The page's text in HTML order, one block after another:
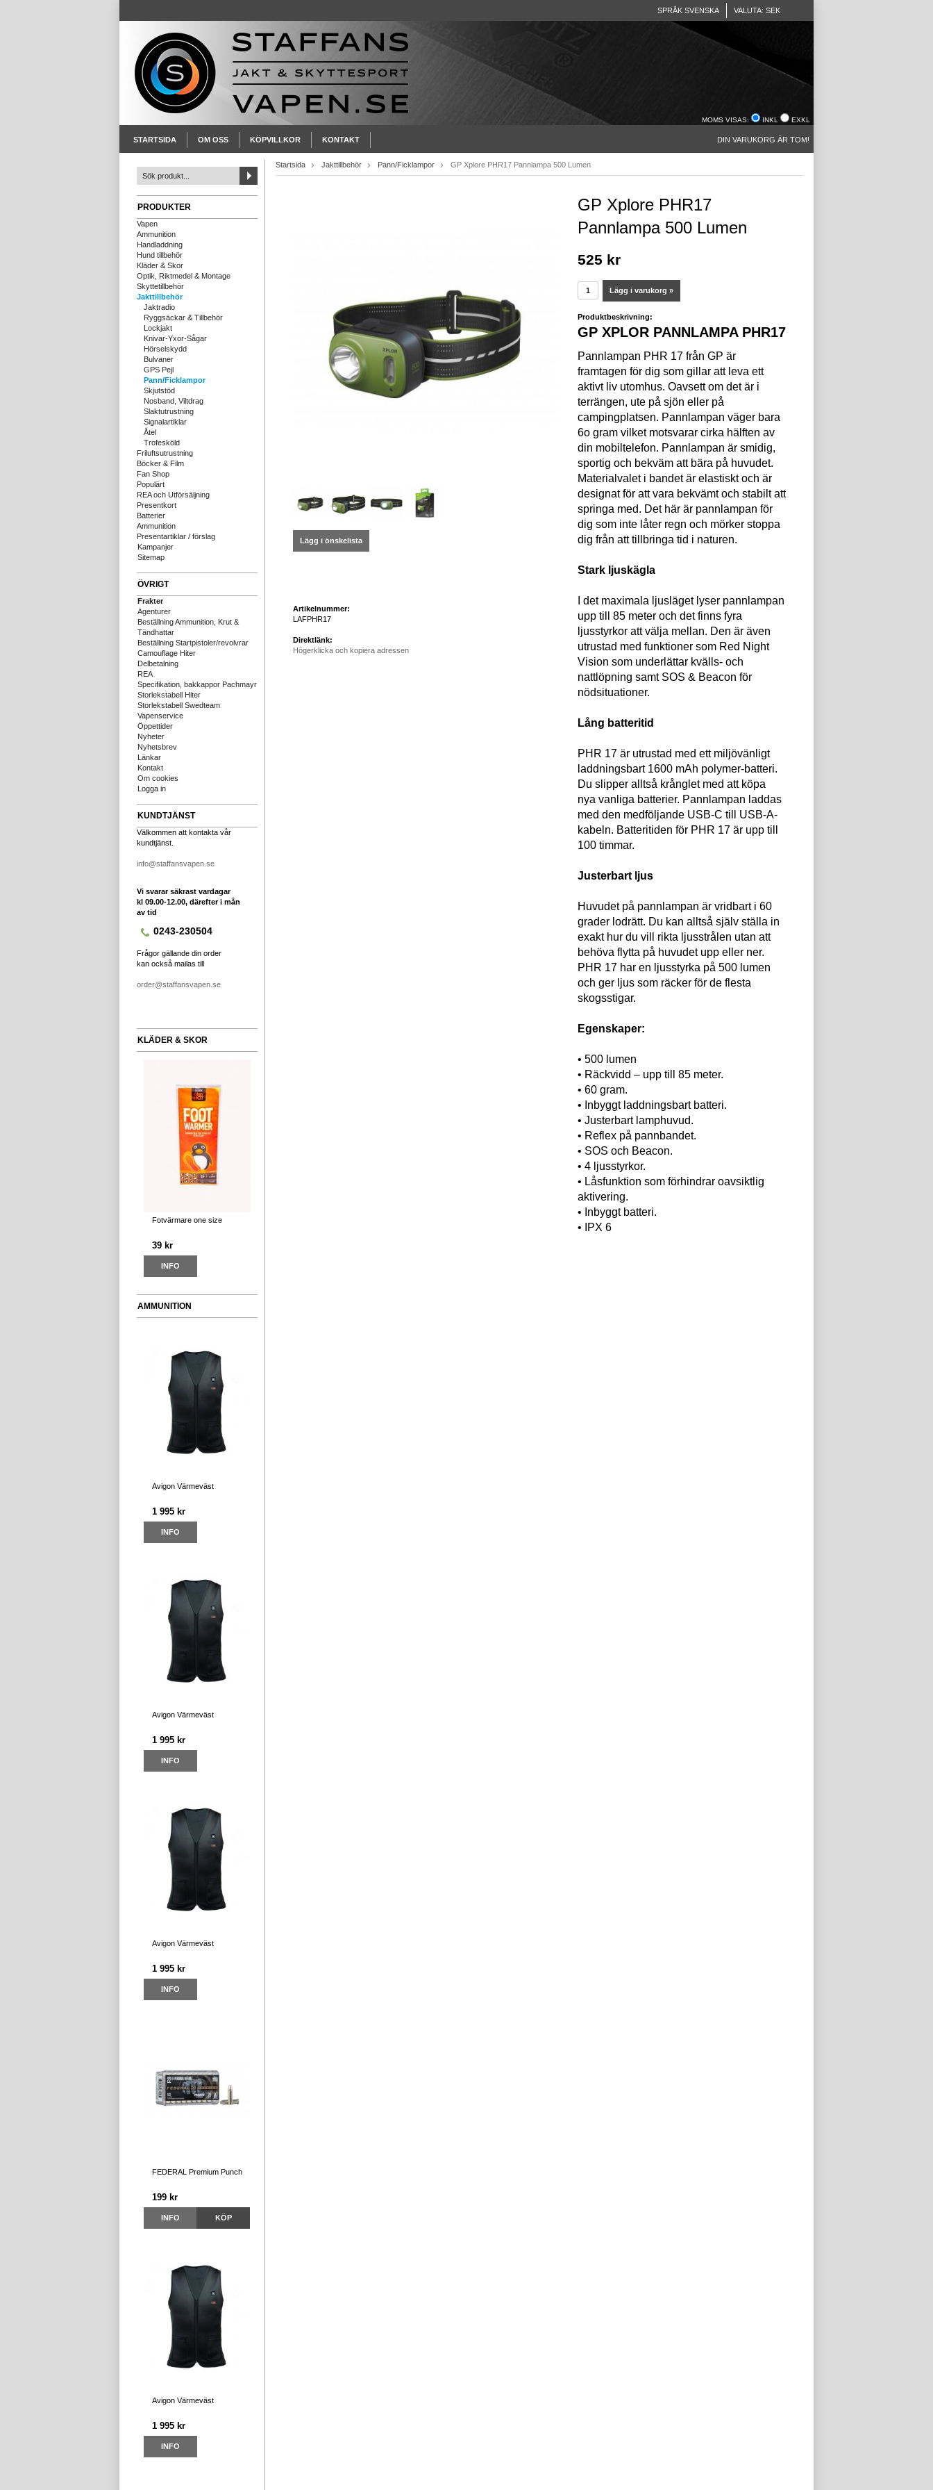
SPRÅK SVENSKA VALUTA: SEK
MOMS VISAS: INKL EXKL
STARTSIDA OM OSS KÖPVILLKOR KONTAKT DIN VARUKORG ÄR TOM!
PRODUKTER
Vapen
Ammunition
Handladdning
Hund tillbehör
Kläder & Skor
Optik, Riktmedel & Montage
Skyttetillbehör
Jakttillbehör
Jaktradio
Ryggsäckar & Tillbehör
Lockjakt
Knivar-Yxor-Sågar
Hörselskydd
Bulvaner
GPS Pejl
Pann/Ficklampor
Skjutstöd
Nosband, Viltdrag
Slaktutrustning
Signalartiklar
Åtel
Trofesköld
Friluftsutrustning
Böcker & Film
Fan Shop
Populärt
REA och Utförsäljning
Presentkort
Batterier
Ammunition
Presentartiklar / förslag
Kampanjer
Sitemap
ÖVRIGT
Frakter
Agenturer
Beställning Ammunition, Krut &
Tändhattar
Beställning Startpistoler/revolvrar
Camouflage Hiter
Delbetalning
REA
Specifikation, bakkappor Pachmayr
Storlekstabell Hiter
Storlekstabell Swedteam
Vapenservice
Öppettider
Nyheter
Nyhetsbrev
Länkar
Kontakt
Om cookies
Logga in
KUNDTJÄNST
Välkommen att kontakta vår
kundtjänst.
info@staffansvapen.se
Vi svarar säkrast vardagar
kl 09.00-12.00, därefter i mån
av tid
0243-230504
Frågor gällande din order
kan också mailas till
order@staffansvapen.se
KLÄDER & SKOR
Fotvärmare one size
39 kr
INFO
AMMUNITION
Avigon Värmeväst
1 995 kr
INFO
Avigon Värmeväst
1 995 kr
INFO
Avigon Värmeväst
1 995 kr
INFO
FEDERAL Premium Punch
199 kr
INFO KÖP
Avigon Värmeväst
1 995 kr
INFO
Startsida Jakttillbehör Pann/Ficklampor GP Xplore PHR17 Pannlampa 500 Lumen
Lägg i önskelista
Artikelnummer:
LAFPHR17
Direktlänk:
Högerklicka och kopiera adressen
GP Xplore PHR17
Pannlampa 500 Lumen
525 kr
Lägg i varukorg »
Produktbeskrivning:
GP XPLOR PANNLAMPA PHR17
Pannlampan PHR 17 från GP är
framtagen för dig som gillar att leva ett
aktivt liv utomhus. Oavsett om det är i
terrängen, ute på sjön eller på
campingplatsen. Pannlampan väger bara
6o gram vilket motsvarar cirka hälften av
din mobiltelefon. Pannlampan är smidig,
sportig och bekväm att bära på huvudet.
Materialvalet i bandet är elastiskt och är
designat för att vara bekvämt och stabilt att
springa med. Det här är pannlampan för
dig som inte låter regn och mörker stoppa
dig från att tillbringa tid i naturen.
Stark ljuskägla
I det maximala ljusläget lyser pannlampan
upp till 85 meter och det finns fyra
ljusstyrkor att välja mellan. Den är även
utrustad med funktioner som Red Night
Vision som underlättar kvälls- och
nattlöpning samt SOS & Beacon för
nödsituationer.
Lång batteritid
PHR 17 är utrustad med ett miljövänligt
laddningsbart 1600 mAh polymer-batteri.
Du slipper alltså krånglet med att köpa
nya vanliga batterier. Pannlampan laddas
med den medföljande USB-C till USB-A-
kabeln. Batteritiden för PHR 17 är upp till
100 timmar.
Justerbart ljus
Huvudet på pannlampan är vridbart i 60
grader lodrätt. Du kan alltså själv ställa in
exakt hur du vill rikta ljusstrålen utan att
behöva flytta på huvudet upp eller ner.
PHR 17 har en ljusstyrka på 500 lumen
och ger ljus som räcker för de flesta
skogsstigar.
Egenskaper:
• 500 lumen
• Räckvidd – upp till 85 meter.
• 60 gram.
• Inbyggt laddningsbart batteri.
• Justerbart lamphuvud.
• Reflex på pannbandet.
• SOS och Beacon.
• 4 ljusstyrkor.
• Låsfunktion som förhindrar oavsiktlig
aktivering.
• Inbyggt batteri.
• IPX 6